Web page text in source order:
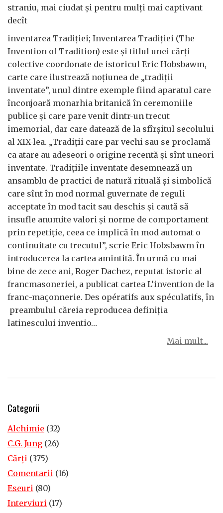
straniu, mai ciudat și pentru mulți mai captivant
decît
inventarea Tradiției; Inventarea Tradiției (The
Invention of Tradition) este și titlul unei cărți
colective coordonate de istoricul Eric Hobsbawm,
carte care ilustrează noțiunea de „tradiții
inventate”, unul dintre exemple fiind aparatul care
înconjoară monarhia britanică în ceremoniile
publice și care pare venit dintr-un trecut
imemorial, dar care datează de la sfîrșitul secolului
al XIX-lea. „Tradiții care par vechi sau se proclamă
ca atare au adeseori o origine recentă și sînt uneori
inventate. Tradițiile inventate desemnează un
ansamblu de practici de natură rituală și simbolică
care sînt în mod normal guvernate de reguli
acceptate în mod tacit sau deschis și caută să
insufle anumite valori și norme de comportament
prin repetiție, ceea ce implică în mod automat o
continuitate cu trecutul”, scrie Eric Hobsbawm în
introducerea la cartea amintită. În urmă cu mai
bine de zece ani, Roger Dachez, reputat istoric al
francmasoneriei, a publicat cartea L’invention de la
franc-maçonnerie. Des opératifs aux spéculatifs, în
preambulul căreia reproducea definiția
latinescului inventio…
Mai mult...
Categorii
Alchimie (32)
C.G. Jung (26)
Cărţi (375)
Comentarii (16)
Eseuri (80)
Interviuri (17)